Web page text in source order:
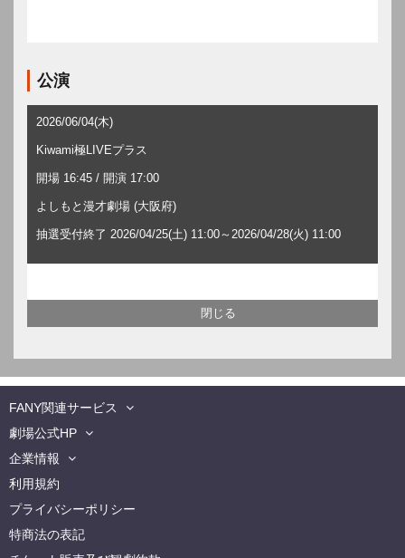
公演
2026/06/04(木)
Kiwami極LIVEプラス
開場 16:45 / 開演 17:00
よしもと漫才劇場 (大阪府)
抽選受付終了 2026/04/25(土) 11:00～2026/04/28(火) 11:00
FANY関連サービス
劇場公式HP
企業情報
利用規約
プライバシーポリシー
特商法の表記